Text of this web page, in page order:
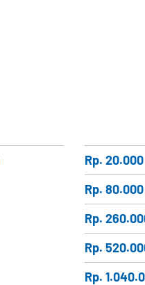
Rp.
Rp.
Rp.
Rp.
Rp.